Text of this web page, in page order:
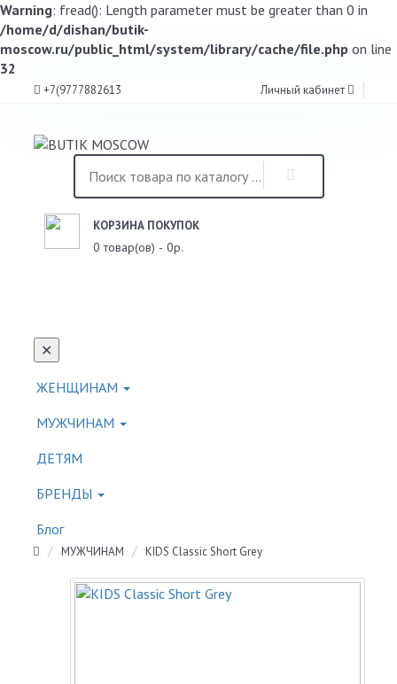
Warning: fread(): Length parameter must be greater than 0 in
/home/d/dishan/butik-
moscow.ru/public_html/system/library/cache/file.php on line
32
+7(9777882613 Личный кабинет
КОРЗИНА ПОКУПОК
0 товар(ов) - 0р.
✕
ЖЕНЩИНАМ
МУЖЧИНАМ
ДЕТЯМ
БРЕНДЫ
Блог
МУЖЧИНАМ KIDS Classic Short Grey